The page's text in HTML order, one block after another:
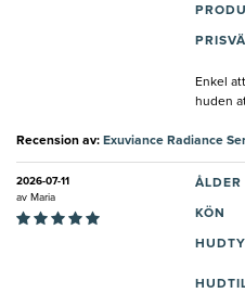
Enkel
huden
Recension av: Exuviance Radiance
2026-07-11
av Maria
ÅLDER
KÖN